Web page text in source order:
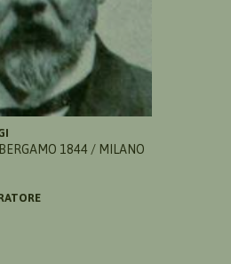
1844 / MILANO